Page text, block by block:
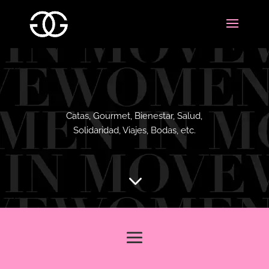
Catas, Gourmet, Bienestar, Salud,
Solidaridad, Viajes, Bodas, etc.
3